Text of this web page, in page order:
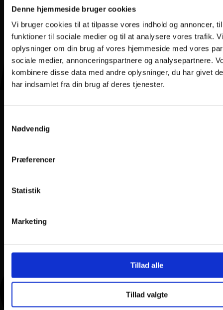
Denne hjemmeside bruger cookies
Vi bruger cookies til at tilpasse vores indhold og annoncer,
funktioner til sociale medier og til at analysere vores trafik.
oplysninger om din brug af vores hjemmeside med vores
sociale medier, annonceringspartnere og analysepartnere.
kombinere disse data med andre oplysninger, du har givet
har indsamlet fra din brug af deres tjenester.
Nødvendig
Præferencer
Statistik
Marketing
Tillad alle
Tillad valgte